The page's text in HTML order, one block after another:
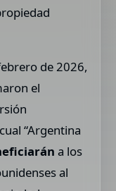
de 2026,
el
“Argentina
a los
al